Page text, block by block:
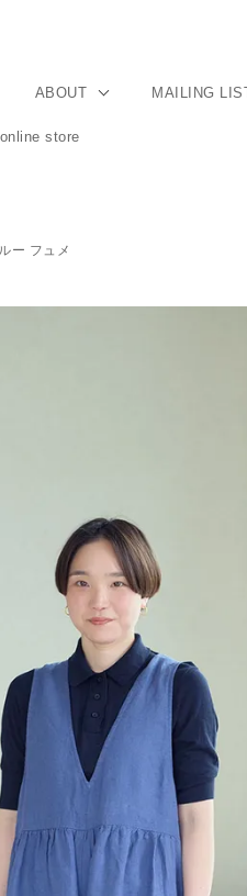
ABOUT MAILING LIST
store
ー フュメ